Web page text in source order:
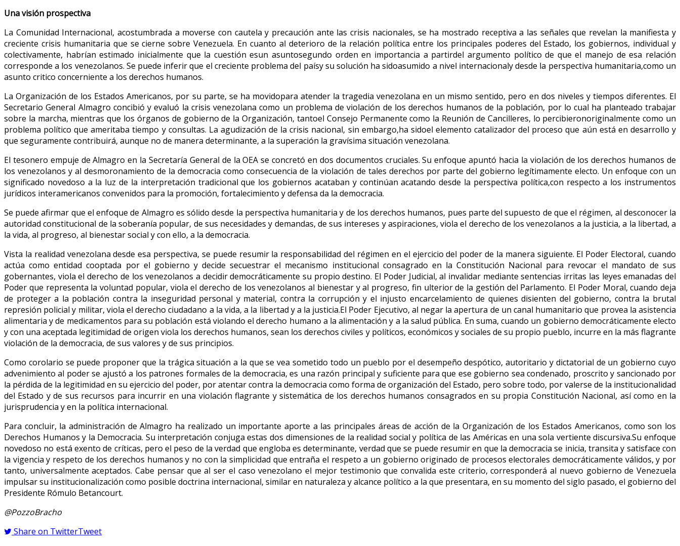
Una visión prospectiva
La Comunidad Internacional, acostumbrada a moverse con cautela y precaución ante las crisis nacionales, se ha mostrado receptiva a las señales que revelan la manifiesta y
creciente crisis humanitaria que se cierne sobre Venezuela. En cuanto al deterioro de la relación política entre los principales poderes del Estado, los gobiernos, individual y
colectivamente, habrían estimado inicialmente que la cuestión esun asuntosegundo orden en importancia a partirdel argumento político de que el manejo de esa relación
corresponde a los venezolanos. Se puede inferir que el creciente problema del paísy su solución ha sidoasumido a nivel internacionaly desde la perspectiva humanitaria,como un
asunto critico concerniente a los derechos humanos.
La Organización de los Estados Americanos, por su parte, se ha movidopara atender la tragedia venezolana en un mismo sentido, pero en dos niveles y tiempos diferentes. El
Secretario General Almagro concibió y evaluó la crisis venezolana como un problema de violación de los derechos humanos de la población, por lo cual ha planteado trabajar
sobre la marcha, mientras que los órganos de gobierno de la Organización, tantoel Consejo Permanente como la Reunión de Cancilleres, lo percibieronoriginalmente como un
problema político que ameritaba tiempo y consultas. La agudización de la crisis nacional, sin embargo,ha sidoel elemento catalizador del proceso que aún está en desarrollo y
que seguramente contribuirá, aunque no de manera determinante, a la superación la gravísima situación venezolana.
El tesonero empuje de Almagro en la Secretaría General de la OEA se concretó en dos documentos cruciales. Su enfoque apuntó hacia la violación de los derechos humanos de
los venezolanos y al desmoronamiento de la democracia como consecuencia de la violación de tales derechos por parte del gobierno legítimamente electo. Un enfoque con un
significado novedoso a la luz de la interpretación tradicional que los gobiernos acataban y continúan acatando desde la perspectiva política,con respecto a los instrumentos
jurídicos interamericanos convenidos para la promoción, fortalecimiento y defensa da la democracia.
Se puede afirmar que el enfoque de Almagro es sólido desde la perspectiva humanitaria y de los derechos humanos, pues parte del supuesto de que el régimen, al desconocer la
autoridad constitucional de la soberanía popular, de sus necesidades y demandas, de sus intereses y aspiraciones, viola el derecho de los venezolanos a la justicia, a la libertad, a
la vida, al progreso, al bienestar social y con ello, a la democracia.
Vista la realidad venezolana desde esa perspectiva, se puede resumir la responsabilidad del régimen en el ejercicio del poder de la manera siguiente. El Poder Electoral, cuando
actúa como entidad cooptada por el gobierno y decide secuestrar el mecanismo institucional consagrado en la Constitución Nacional para revocar el mandato de sus
gobernantes, viola el derecho de los venezolanos a decidir democráticamente su propio destino. El Poder Judicial, al invalidar mediante sentencias irritas las leyes emanadas del
Poder que representa la voluntad popular, viola el derecho de los venezolanos al bienestar y al progreso, fin ulterior de la gestión del Parlamento. El Poder Moral, cuando deja
de proteger a la población contra la inseguridad personal y material, contra la corrupción y el injusto encarcelamiento de quienes disienten del gobierno, contra la brutal
represión policial y militar, viola el derecho ciudadano a la vida, a la libertad y a la justicia.El Poder Ejecutivo, al negar la apertura de un canal humanitario que provea la asistencia
alimentaria y de medicamentos para su población está violando el derecho humano a la alimentación y a la salud pública. En suma, cuando un gobierno democráticamente electo
y con una aceptada legitimidad de origen viola los derechos humanos, sean los derechos civiles y políticos, económicos y sociales de su propio pueblo, incurre en la más flagrante
violación de la democracia, de sus valores y de sus principios.
Como corolario se puede proponer que la trágica situación a la que se vea sometido todo un pueblo por el desempeño despótico, autoritario y dictatorial de un gobierno cuyo
advenimiento al poder se ajustó a los patrones formales de la democracia, es una razón principal y suficiente para que ese gobierno sea condenado, proscrito y sancionado por
la pérdida de la legitimidad en su ejercicio del poder, por atentar contra la democracia como forma de organización del Estado, pero sobre todo, por valerse de la institucionalidad
del Estado y de sus recursos para incurrir en una violación flagrante y sistemática de los derechos humanos consagrados en su propia Constitución Nacional, así como en la
jurisprudencia y en la política internacional.
Para concluir, la administración de Almagro ha realizado un importante aporte a las principales áreas de acción de la Organización de los Estados Americanos, como son los
Derechos Humanos y la Democracia. Su interpretación conjuga estas dos dimensiones de la realidad social y política de las Américas en una sola vertiente discursiva.Su enfoque
novedoso no está exento de críticas, pero el peso de la verdad que engloba es determinante, verdad que se puede resumir en que la democracia se inicia, transita y satisface con
la vigencia y respeto de los derechos humanos y no con la simplicidad que entraña el respeto a un gobierno originado de procesos electorales democráticamente válidos, y por
tanto, universalmente aceptados. Cabe pensar que al ser el caso venezolano el mejor testimonio que convalida este criterio, corresponderá al nuevo gobierno de Venezuela
impulsar su institucionalización como posible doctrina internacional, similar en naturaleza y alcance político a la que presentara, en su momento del siglo pasado, el gobierno del
Presidente Rómulo Betancourt.
@PozzoBracho
Share on TwitterTweet